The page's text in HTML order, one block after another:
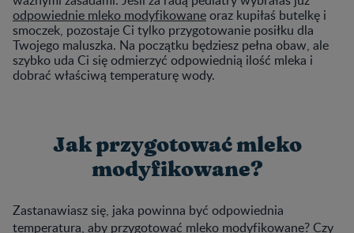
odpowiednie mleko modyfikowaneoraz kupiłaś butelkę i
smoczek, pozostaje Ci tylko przygotowanie posiłku dla
Twojego maluszka. Na początku będziesz pełna obaw, ale
szybko uda Ci się odmierzyć odpowiednią ilość mleka i
dobrać właściwą temperaturę wody.
Jak przygotować mleko
modyfikowane?
Zastanawiasz się, jaka powinna być odpowiednia
temperatura, aby przygotować mleko modyfikowane? Czy